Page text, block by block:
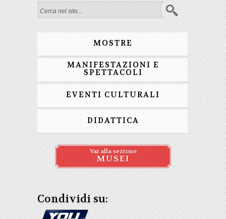
Form di ricerca
MOSTRE
MANIFESTAZIONI E
SPETTACOLI
EVENTI CULTURALI
DIDATTICA
Vai alla sezione
MUSEI
Condividi su: